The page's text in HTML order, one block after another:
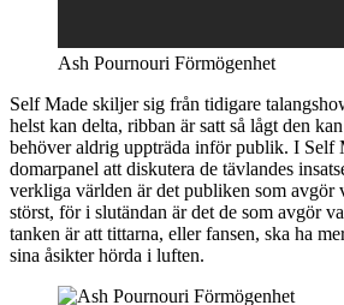
Ash Pournouri Förmögenhet
Self Made skiljer sig från tidigare
helst kan delta, ribban är satt så lågt den
behöver aldrig uppträda inför publik. I Self
domarpanel att diskutera de tävlandes
verkliga världen är det publiken som avgör
störst, för i slutändan är det de som avgör
tanken är att tittarna, eller fansen, ska ha
sina åsikter hörda i luften.